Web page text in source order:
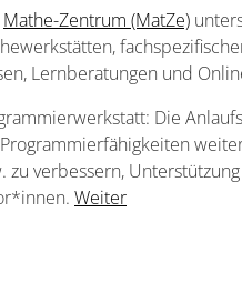
Mathe-Zentrum (MatZe)
Lern­beratungen und
Die
zu verbessern,
Weiter